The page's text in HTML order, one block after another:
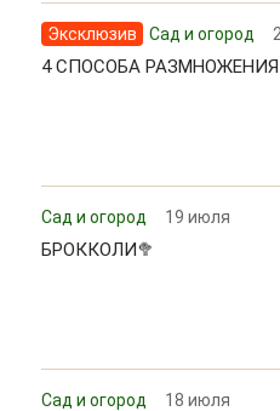
Эксклюзив Сад и огород
4 СПОСОБА
Сад и огород 19 июля
БРОККОЛИ🥦
Сад и огород 18 июля